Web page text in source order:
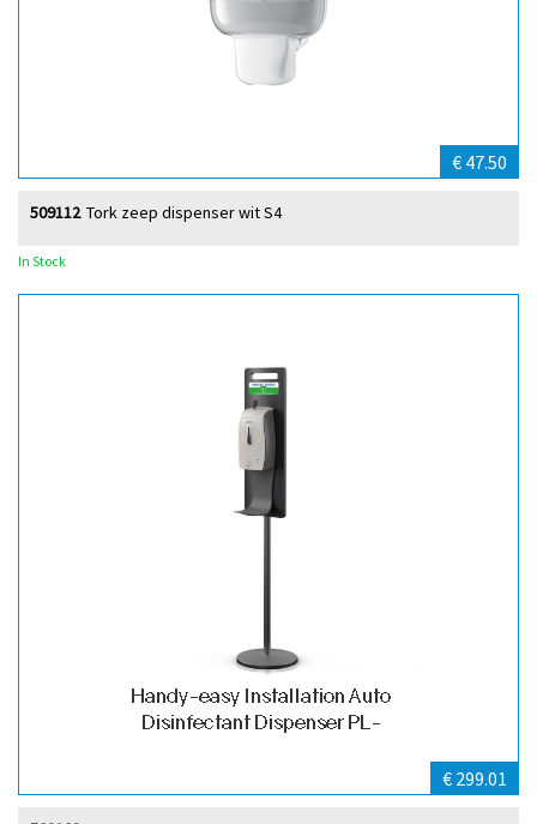
€ 47.50
Tork zeep dispenser wit S4
509112
In Stock
€ 299.01